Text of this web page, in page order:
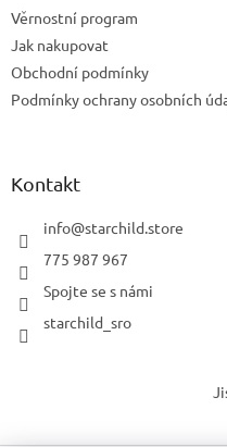
Věrnostní program
Jak nakupovat
Obchodní podmínky
Podmínky ochrany osobních
Kontakt
info@starchild.store
775 987 967
Spojte se s námi
starchild_sro